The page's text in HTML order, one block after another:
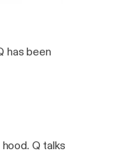
has been
Q talks